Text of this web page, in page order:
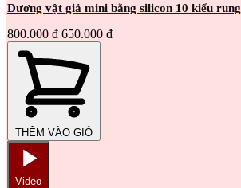
Dương vật giả mini bằng silicon 10 kiểu rung
800.000 đ 650.000 đ
THÊM VÀO GIỎ
Video